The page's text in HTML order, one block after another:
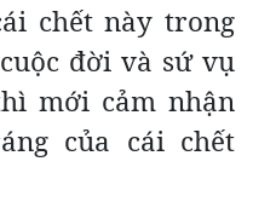
chết này trong
đời và sứ vụ
mới cảm nhận
của cái chết